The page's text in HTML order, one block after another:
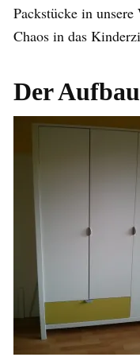
Packstücke in
Chaos in das
Der Aufbau